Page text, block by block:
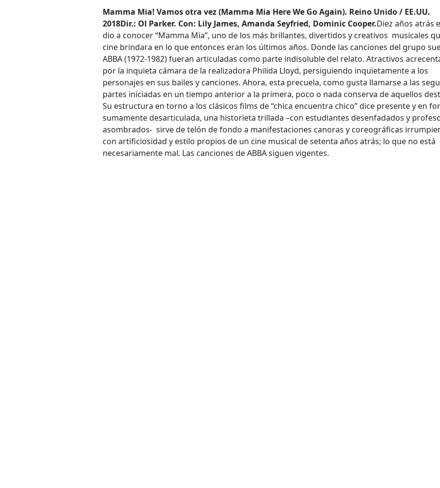
Mamma Mia! Vamos otra vez (Mamma Mia Here We Go Again). Reino Unido / EE.UU.
2018Dir.: Ol Parker. Con: Lily James, Amanda Seyfried, Dominic Cooper.Diez años atrás
dio a conocer “Mamma Mia”, uno de los más brillantes, divertidos y creativos musicales
cine brindara en lo que entonces eran los últimos años. Donde las canciones del grupo
ABBA (1972-1982) fueran articuladas como parte indisoluble del relato. Atractivos
por la inquieta cámara de la realizadora Philida Lloyd, persiguiendo inquietamente a los
personajes en sus bailes y canciones. Ahora, esta precuela, como gusta llamarse a las
partes iniciadas en un tiempo anterior a la primera, poco o nada conserva de aquellos
Su estructura en torno a los clásicos films de “chica encuentra chico” dice presente y en
sumamente desarticulada, una historieta trillada –con estudiantes desenfadados y
asombrados- sirve de telón de fondo a manifestaciones canoras y coreográficas
con artificiosidad y estilo propios de un cine musical de setenta años atrás; lo que no está
necesariamente mal. Las canciones de ABBA siguen vigentes.